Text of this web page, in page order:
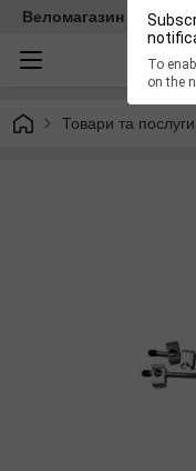
To
on the
Веломагазин
Товари та послуги